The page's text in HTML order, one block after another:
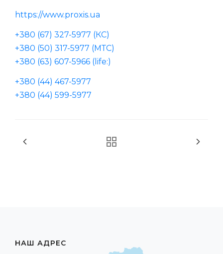
https://www.proxis.ua
+380 (67) 327-5977 (КС)
+380 (50) 317-5977 (МТС)
+380 (63) 607-5966 (life:)
+380 (44) 467-5977
+380 (44) 599-5977
НАШ АДРЕС